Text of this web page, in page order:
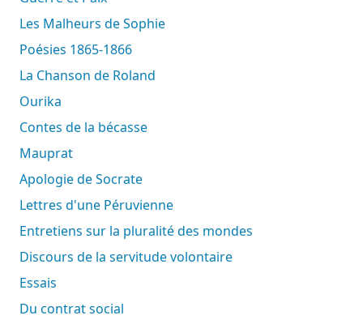
Les Malheurs de Sophie
Poésies 1865-1866
La Chanson de Roland
Ourika
Contes de la bécasse
Mauprat
Apologie de Socrate
Lettres d'une Péruvienne
Entretiens sur la pluralité des mondes
Discours de la servitude volontaire
Essais
Du contrat social